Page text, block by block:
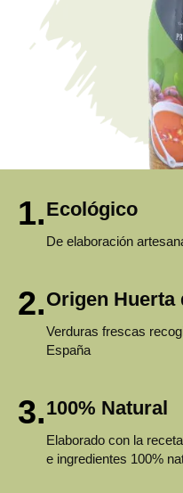
1.Ecológico
De elaboración
2.Origen Huerta
Verduras frescas
España
3.100% Natural
Elaborado con la
e ingredientes 100%